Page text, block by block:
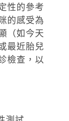
性的參考
的感受為
（如今天
最近胎兒
檢查，以